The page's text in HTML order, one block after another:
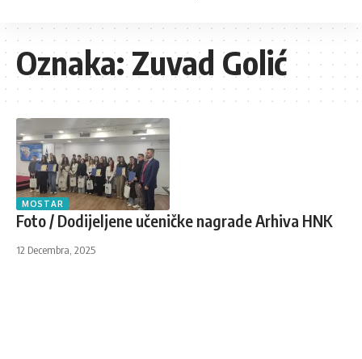
Oznaka:Zuvad Golić
MOSTAR
Foto / Dodijeljene učeničke nagrade Arhiva HNK
12 Decembra, 2025